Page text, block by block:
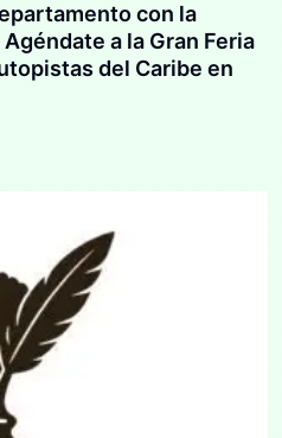
con la
a la Gran Feria
del Caribe en